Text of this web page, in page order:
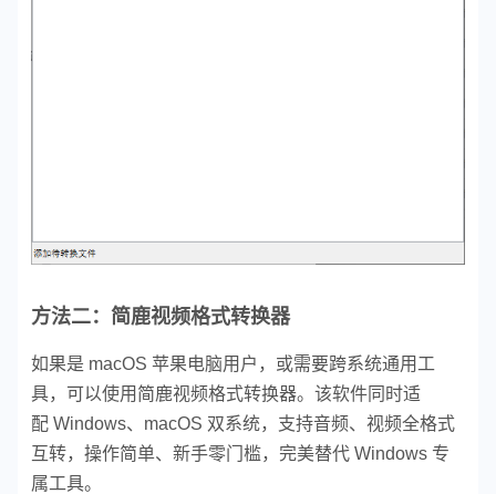
方法二：简鹿视频格式转换器
如果是 macOS 苹果电脑用户，或需要跨系统通用工
具，可以使用简鹿视频格式转换器。该软件同时适
配 Windows、macOS 双系统，支持音频、视频全格式
互转，操作简单、新手零门槛，完美替代 Windows 专
属工具。